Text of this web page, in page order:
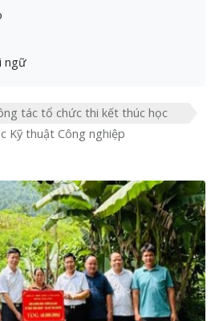
ngữ
tác tổ chức thi kết thúc học
Kỹ thuật Công nghiệp